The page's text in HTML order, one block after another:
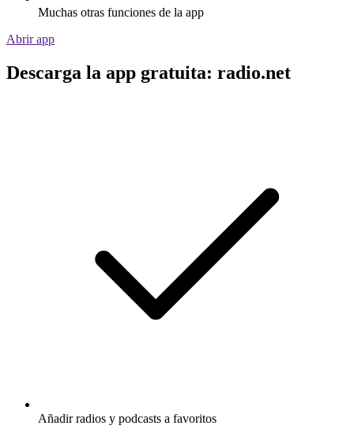
Muchas otras funciones de la app
Abrir app
Descarga la app gratuita: radio.net
Añadir radios y podcasts a favoritos